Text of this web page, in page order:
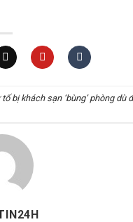
bị khách sạn ‘bùng’ phòng dù